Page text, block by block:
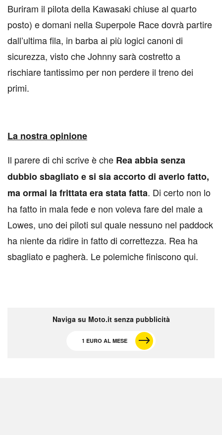
Buriram il pilota della Kawasaki chiuse al quarto
posto) e domani nella Superpole Race dovrà partire
dall’ultima fila, in barba ai più logici canoni di
sicurezza, visto che Johnny sarà costretto a
rischiare tantissimo per non perdere il treno dei
primi.
La nostra opinione
Il parere di chi scrive è che Rea abbia senza
dubbio sbagliato e si sia accorto di averlo fatto,
ma ormai la frittata era stata fatta. Di certo non lo
ha fatto in mala fede e non voleva fare del male a
Lowes, uno dei piloti sul quale nessuno nel paddock
ha niente da ridire in fatto di correttezza. Rea ha
sbagliato e pagherà. Le polemiche finiscono qui.
Naviga su Moto.it senza pubblicità
1 EURO AL MESE